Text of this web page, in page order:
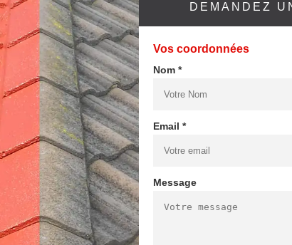
DEMANDEZ
Vos coordonnées
Nom *
Email *
Message